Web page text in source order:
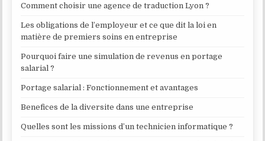
Comment choisir une agence de traduction Lyon ?
Les obligations de l’employeur et ce que dit la loi en
matière de premiers soins en entreprise
Pourquoi faire une simulation de revenus en portage
salarial ?
Portage salarial : Fonctionnement et avantages
Benefices de la diversite dans une entreprise
Quelles sont les missions d’un technicien informatique ?